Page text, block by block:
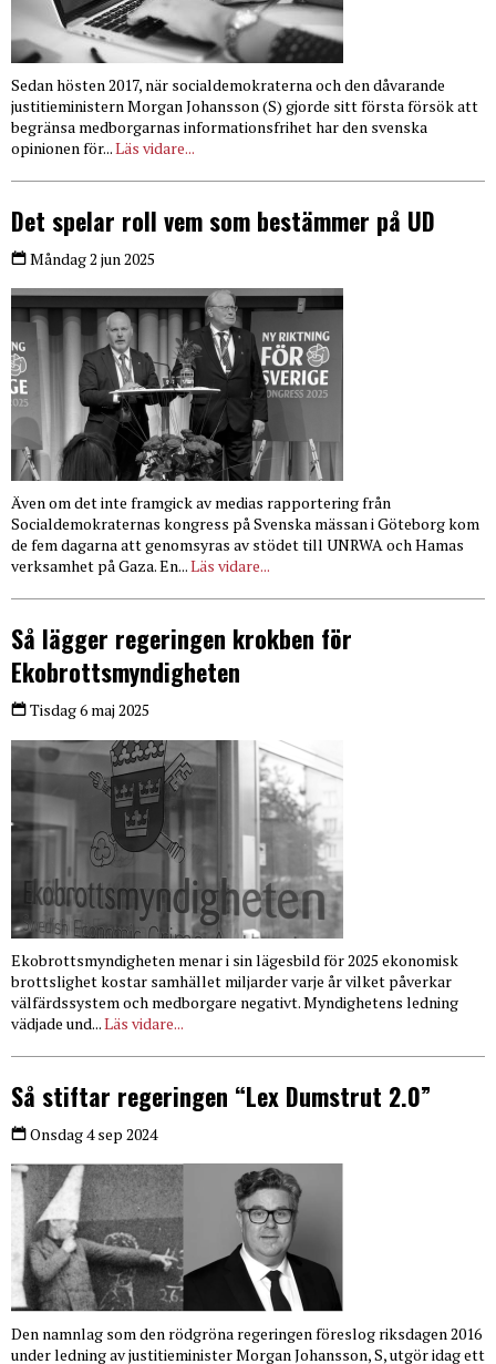
Sedan hösten 2017, när socialdemokraterna och den dåvarande
justitieministern Morgan Johansson (S) gjorde sitt första försök att
begränsa medborgarnas informationsfrihet har den svenska
opinionen för...Läs vidare...
Det spelar roll vem som bestämmer på UD
Måndag 2 jun 2025
Även om det inte framgick av medias rapportering från
Socialdemokraternas kongress på Svenska mässan i Göteborg kom
de fem dagarna att genomsyras av stödet till UNRWA och Hamas
verksamhet på Gaza. En...Läs vidare...
Så lägger regeringen krokben för
Ekobrottsmyndigheten
Tisdag 6 maj 2025
Ekobrottsmyndigheten menar i sin lägesbild för 2025 ekonomisk
brottslighet kostar samhället miljarder varje år vilket påverkar
välfärdssystem och medborgare negativt. Myndighetens ledning
vädjade und...Läs vidare...
Så stiftar regeringen “Lex Dumstrut 2.0”
Onsdag 4 sep 2024
Den namnlag som den rödgröna regeringen föreslog riksdagen 2016
under ledning av justitieminister Morgan Johansson, S, utgör idag ett